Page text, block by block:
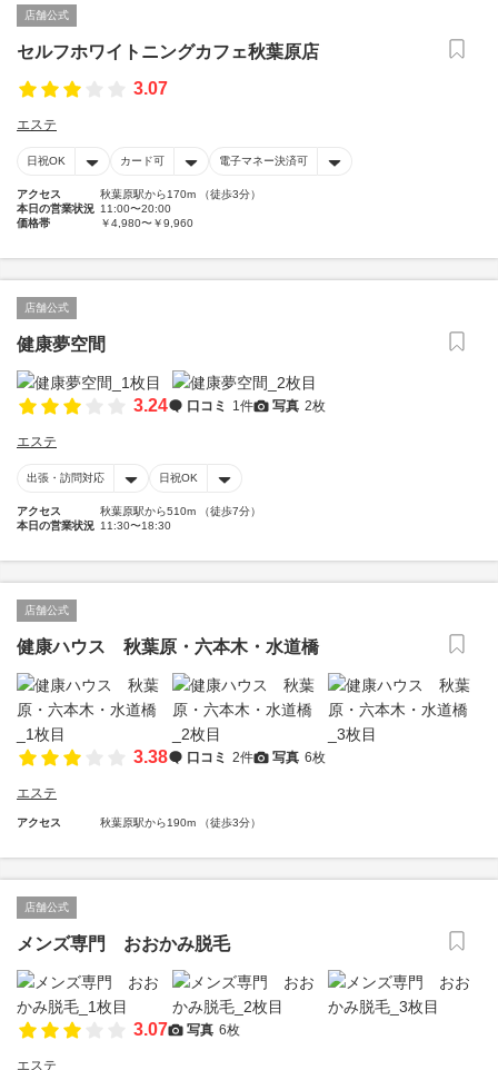
店舗公式
セルフホワイトニングカフェ秋葉原店
3.07
エステ
日祝OK カード可 電子マネー決済可
アクセス
秋葉原駅から170m （徒歩3分）
本日の営業状況 11:00〜20:00
価格帯
￥4,980〜￥9,960
店舗公式
健康夢空間
3.24 口コミ 1件 写真 2枚
エステ
出張・訪問対応 日祝OK
アクセス
秋葉原駅から510m （徒歩7分）
本日の営業状況 11:30〜18:30
店舗公式
健康ハウス 秋葉原・六本木・水道橋
3.38 口コミ 2件 写真 6枚
エステ
アクセス 秋葉原駅から190m （徒歩3分）
店舗公式
メンズ専門 おおかみ脱毛
3.07 写真 6枚
エステ